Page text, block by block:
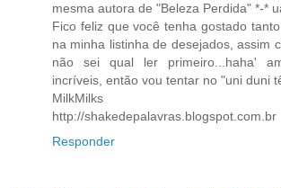
mesma autora de "Beleza Perdida" *-*
Fico feliz que você tenha gostado
na minha listinha de desejados, assim
não sei qual ler primeiro...haha'
incríveis, então vou tentar no "uni duni
MilkMilks
http://shakedepalavras.blogspot.com.br
Responder